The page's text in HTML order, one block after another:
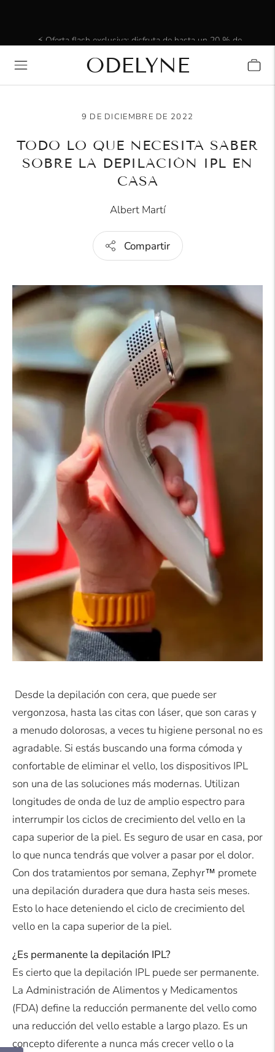
descuento. Solo por tiempo limitado.
ODELYNE
9 DE DICIEMBRE DE 2022
TODO LO QUE NECESITA SABER
SOBRE LA DEPILACIÓN IPL EN
CASA
Albert Martí
Compartir
Desde la depilación con cera, que puede ser
vergonzosa, hasta las citas con láser, que son caras y
a menudo dolorosas, a veces tu higiene personal no es
agradable. Si estás buscando una forma cómoda y
confortable de eliminar el vello, los dispositivos IPL
son una de las soluciones más modernas. Utilizan
longitudes de onda de luz de amplio espectro para
interrumpir los ciclos de crecimiento del vello en la
capa superior de la piel. Es seguro de usar en casa, por
lo que nunca tendrás que volver a pasar por el dolor.
Con dos tratamientos por semana, Zephyr™ promete
una depilación duradera que dura hasta seis meses.
Esto lo hace deteniendo el ciclo de crecimiento del
vello en la capa superior de la piel.
¿Es permanente la depilación IPL?
Es cierto que la depilación IPL puede ser permanente.
La Administración de Alimentos y Medicamentos
(FDA) define la reducción permanente del vello como
una reducción del vello estable a largo plazo. Es un
concepto diferente a nunca más crecer vello o la